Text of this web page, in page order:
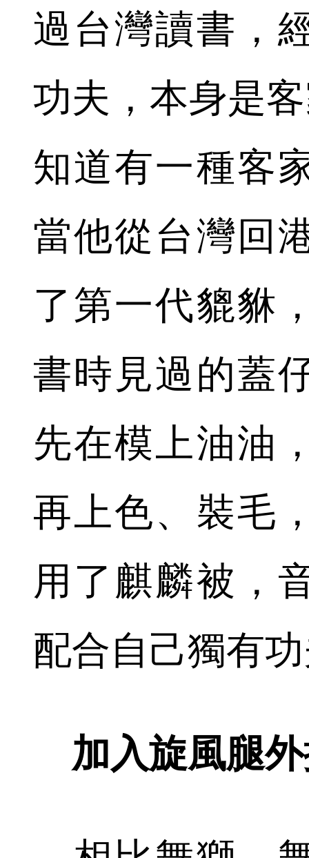
過台灣讀書，
功夫，本身是
知道有一種客
當他從台灣回
了第一代貔貅
書時見過的蓋
先在模上油油
再上色、裝毛
用了麒麟被，
配合自己獨有
加入旋風腿